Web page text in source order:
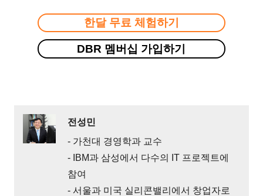
한달 무료 체험하기
DBR 멤버십 가입하기
전성민
- 가천대 경영학과 교수
- IBM과 삼성에서 다수의 IT 프로젝트에
참여
- 서울과 미국 실리콘밸리에서 창업자로